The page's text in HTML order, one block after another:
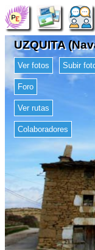
UZQUITA
Ver fotos Subir
Foro
Ver rutas
Colaboradores